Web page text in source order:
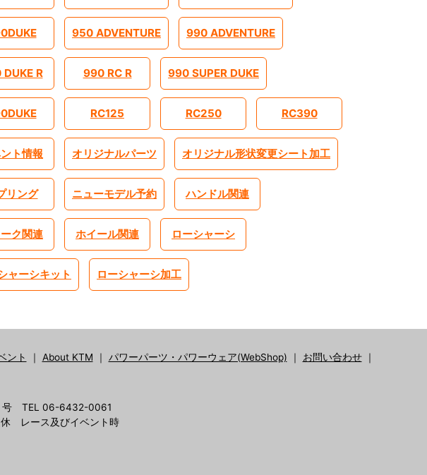
950 ADVENTURE 990 ADVENTURE
R 990 RC R 990 SUPER DUKE
RC125 RC250 RC390
ト情報 オリジナルパーツ オリジナル形状変更シート加工
リング ニューモデル予約 ハンドル関連
ク関連 ホイール関連 ローシャーシ
ャーシキット ローシャーシ加工
ント ｜ About KTM ｜ パワーパーツ・パワーウェア(WebShop) ｜ お問い合わせ｜
号TEL 06-6432-0061
休 レース及びイベント時